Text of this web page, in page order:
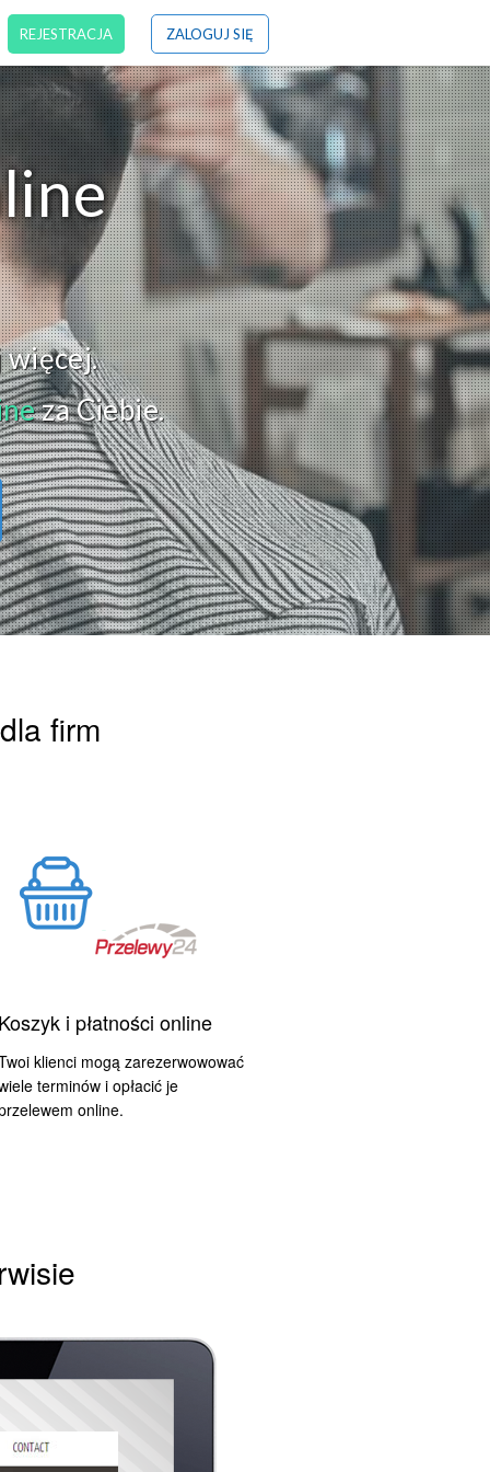
REJESTRACJA ZALOGUJ SIĘ
więcej.
za Ciebie.
firm
i płatności online
klienci mogą zarezerwowować
terminów i opłacić je
online.